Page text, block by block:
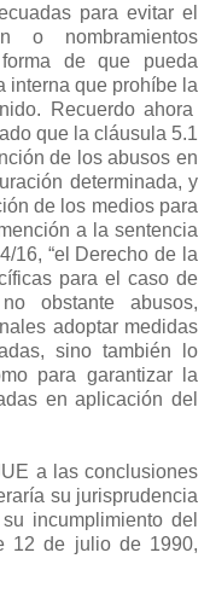
para evitar el
o nombramientos
de que pueda
interna que prohíbe la
Recuerdo ahora
que la cláusula 5.1
de los abusos en
determinada, y
de los medios para
a la sentencia
16, “el Derecho de la
para el caso de
obstante abusos,
adoptar medidas
sino también lo
para garantizar la
en aplicación del
a las conclusiones
su jurisprudencia
incumplimiento del
12 de julio de 1990,